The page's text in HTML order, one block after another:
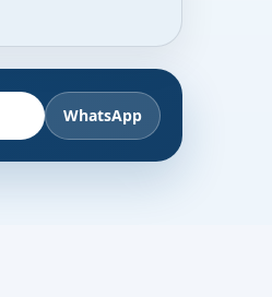
WhatsApp